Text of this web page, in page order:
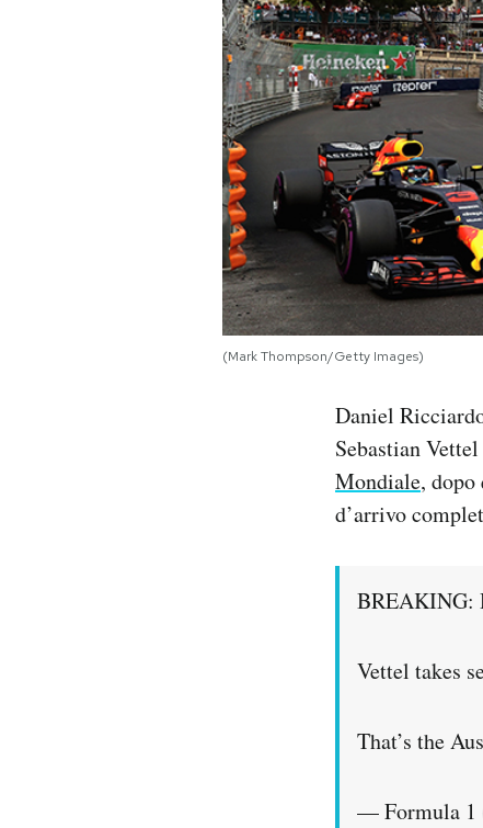
AREA PERSONALE
(Mark Thompson/Getty Images)
Daniel
Sebastian
Mondiale,
d’arrivo
BREAKING:
Vettel takes
That’s the
— Formula 1